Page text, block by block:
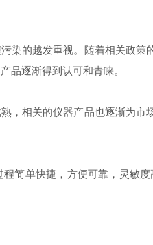
的越发重视。随着相关政策
品逐渐得到认可和青睐。
相关的仪器产品也逐渐为市
单快捷，方便可靠，灵敏度